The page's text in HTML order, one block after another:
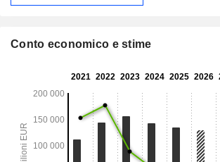
Conto economico e stime